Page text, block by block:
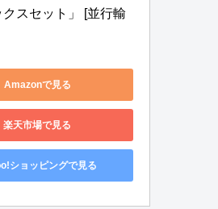
クスセット」 [並行輸
Amazonで見る
楽天市場で見る
ショッピングで見る